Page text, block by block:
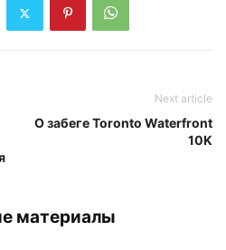
Next article
О забеге Toronto Waterfront
10K
материалы